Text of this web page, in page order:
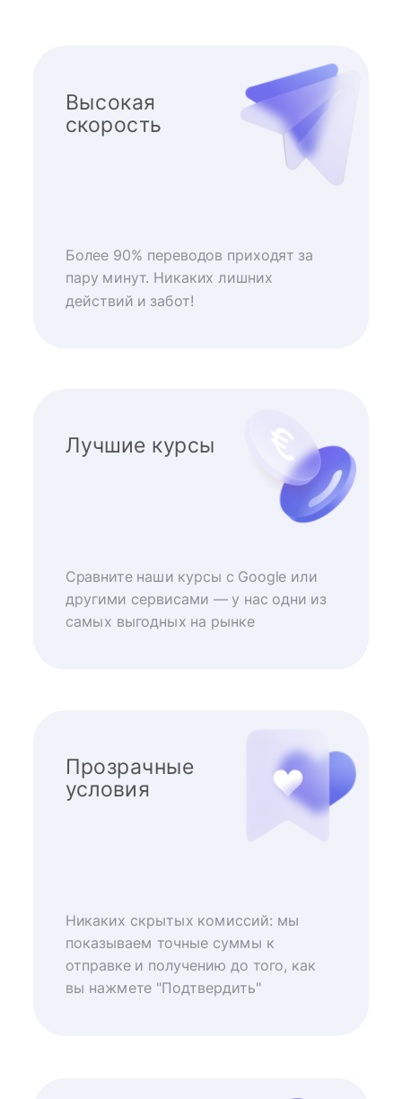
Высокая
скорость
Более 90% переводов приходят за
пару минут. Никаких лишних
действий и забот!
Лучшие курсы
Сравните наши курсы с Google или
другими сервисами — у нас одни из
самых выгодных на рынке
Прозрачные
условия
Никаких скрытых комиссий: мы
показываем точные суммы к
отправке и получению до того, как
вы нажмете "Подтвердить"